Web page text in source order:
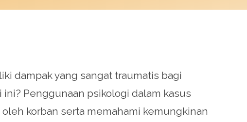
dampak yang sangat traumatis bagi
Penggunaan psikologi dalam kasus
korban serta memahami kemungkinan